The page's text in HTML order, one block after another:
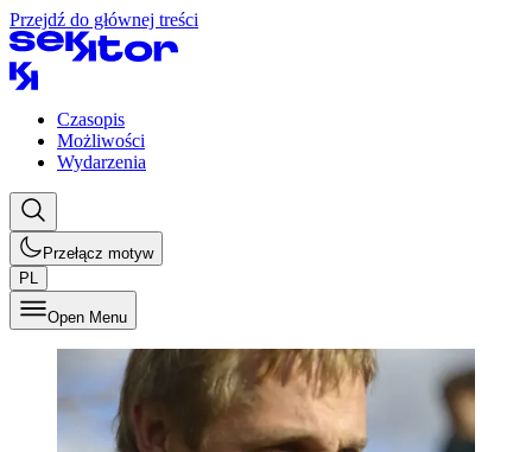
Przejdź do głównej treści
Czasopis
Możliwości
Wydarzenia
Przełącz motyw
PL
Open Menu